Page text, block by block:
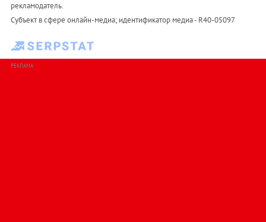
рекламодатель.
Субъект в сфере онлайн-медиа; идентификатор медиа - R40-05097
РЕКЛАМА